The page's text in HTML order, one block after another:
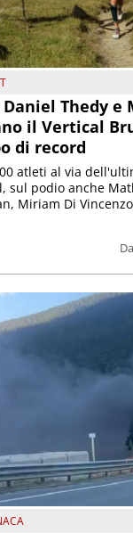
Thedy e
il Vertical
di record
atleti al via
sul podio anche
Miriam Di